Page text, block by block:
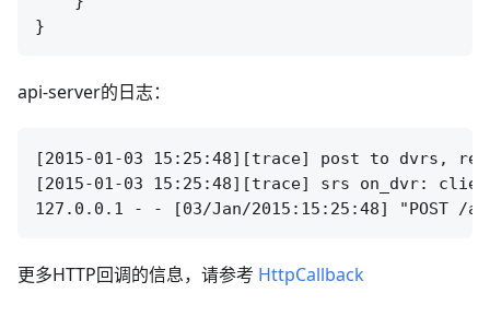
api-server的日志：
[2015-01-03 15:25:48][trace] post to dvrs,
[2015-01-03 15:25:48][trace] srs on_dvr:
更多HTTP回调的信息，请参考 HttpCallback